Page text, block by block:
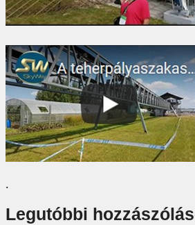
.
Legutóbbi